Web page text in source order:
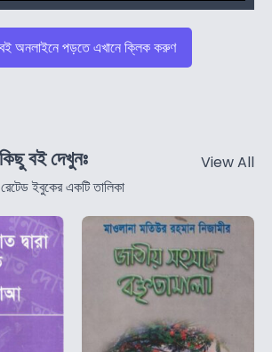
বই অনলাইনে পড়তে এখানে ক্লিক করুণ
বই দেখুনঃ
ইবুকের একটি তালিকা
View All